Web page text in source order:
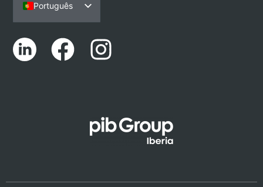
Português
Español
English (UK)